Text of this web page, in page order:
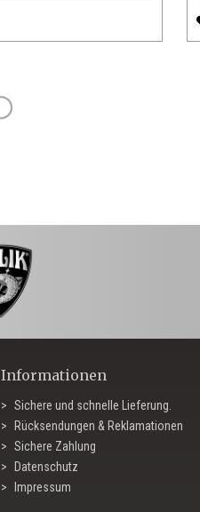
Informationen
Sichere und schnelle Lieferung.
Rücksendungen & Reklamationen
Sichere Zahlung
Datenschutz
Impressum